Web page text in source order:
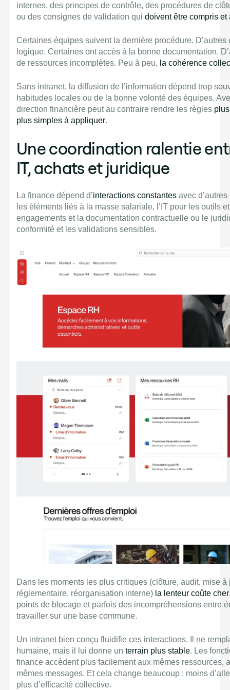
internes, des principes de contrôle, des procédures de
ou des consignes de validation qui doivent être compris
Certaines équipes suivent la dernière procédure.
logique. Certaines ont accès à la bonne documentation.
de ressources incomplètes. Peu à peu, la cohérence
Sans intranet, la diffusion de l’information dépend trop
habitudes locales ou de la bonne volonté des équipes.
direction financière peut au contraire rendre les règles
plus simples à appliquer.
Une coordination ralentie
IT, achats et juridique
La finance dépend d’interactions constantes avec
les éléments liés à la masse salariale, l’IT pour les outils
engagements et la documentation contractuelle ou le
conformité et les validations sensibles.
Dans les moments les plus critiques (clôture, audit, mise
réglementaire, réorganisation interne) la lenteur coûte cher
points de blocage et parfois des incompréhensions entre
travailler sur une base commune.
Un intranet bien conçu fluidifie ces interactions. Il ne
humaine, mais il lui donne un terrain plus stable. Les
finance accèdent plus facilement aux mêmes ressources,
mêmes messages. Et cela change beaucoup : moins
plus d’efficacité collective.